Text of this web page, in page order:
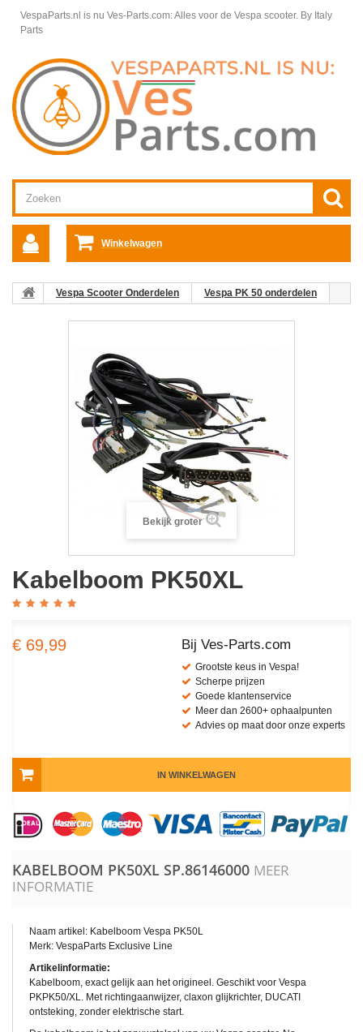
VespaParts.nl is nu Ves-Parts.com: Alles voor de Vespa scooter. By Italy
Parts
Winkelwagen
Vespa Scooter Onderdelen
Vespa PK 50 onderdelen
Bekijk groter
Kabelboom PK50XL
€ 69,99 Bij Ves-Parts.com
Grootste keus in Vespa!
Scherpe prijzen
Goede klantenservice
Meer dan 2600+ ophaalpunten
Advies op maat door onze experts
IN WINKELWAGEN
KABELBOOM PK50XL SP.86146000 MEER
INFORMATIE
Naam artikel: Kabelboom Vespa PK50L
Merk: VespaParts Exclusive Line
Artikelinformatie:
Kabelboom, exact gelijk aan het origineel. Geschikt voor Vespa
PKPK50/XL. Met richtingaanwijzer, claxon glijkrichter, DUCATI
ontsteking, zonder elektrische start.